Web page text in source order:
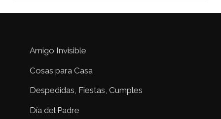
Amigo Invisible
Cosas para Casa
Despedidas, Fiestas, Cumples
Día del Padre